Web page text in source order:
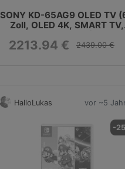
SONY KD-65AG9 OLED TV
Zoll, OLED 4K, SMART TV,
Android TV)
2213.94 € 2439.00 €
HalloLukas vor ~5
-